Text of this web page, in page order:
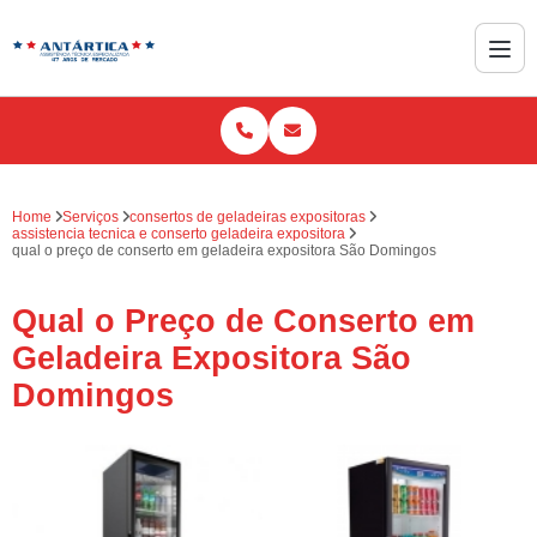
Home Serviços
consertos de geladeiras expositoras
assistencia tecnica e conserto geladeira expositora
qual o preço de conserto em geladeira expositora São Domingos
Qual o Preço de Conserto em
Geladeira Expositora São
Domingos